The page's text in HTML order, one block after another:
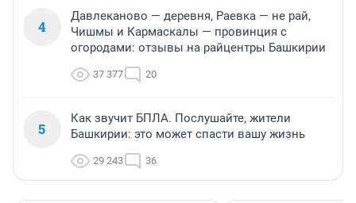
4
Давлеканово — деревня, Раевка — не рай,
Чишмы и Кармаскалы — провинция с
огородами: отзывы на райцентры Башкирии
37 377 20
5
Как звучит БПЛА. Послушайте, жители
Башкирии: это может спасти вашу жизнь
29 243 36